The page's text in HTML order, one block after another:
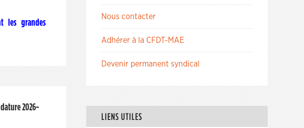
les grandes
2026-
Nous contacter
Adhérer à la CFDT-MAE
Devenir permanent syndical
LIENS UTILES